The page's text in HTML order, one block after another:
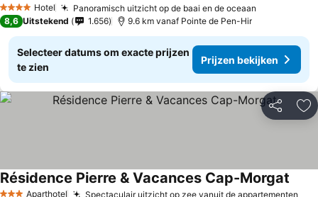
4 SterrenHotel
Panoramisch uitzicht op de baai en de oceaan
8,6 Uitstekend 1.656 9.6 km vanaf Pointe de Pen-Hir
Selecteer datums om exacte prijzen
te zien
Prijzen bekijken
Delen
Aparthotel Spectaculair uitzicht op zee vanuit de appartementen
Résidence Pierre & Vacances Cap-Morgat